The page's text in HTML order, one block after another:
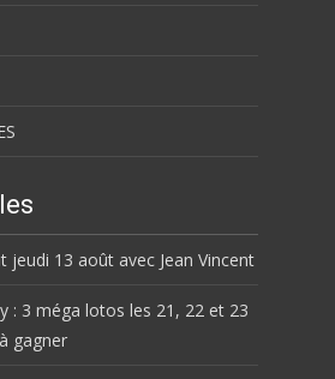
jeudi 13 août avec Jean Vincent
: 3 méga lotos les 21, 22 et 23
gagner